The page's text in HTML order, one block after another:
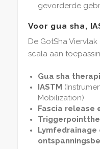
gevorderde
Voor gua sha,
De GotSha
scala aan
Gua sha
IASTM
Mobilization)
Fascia release
Lymfedrainage